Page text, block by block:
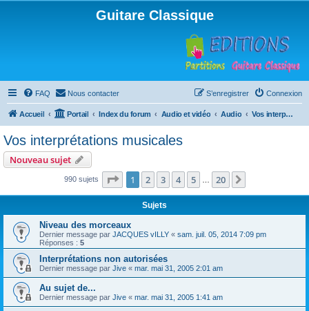
Guitare Classique
FAQ Nous contacter Connexion
S’enregistrer
Accueil Portail Index du forum Audio et vidéo Audio Vos interprétations musicales
Vos interprétations musicales
Nouveau sujet
990 sujets Page 1sur20
1 2 3 4 5 20
Sujets
Niveau des morceaux
Dernier message par JACQUES vILLY « sam. juil. 05, 2014 7:09 pm
Réponses : 5
Interprétations non autorisées
Dernier message par Jive « mar. mai 31, 2005 2:01 am
Au sujet de...
Dernier message par Jive « mar. mai 31, 2005 1:41 am